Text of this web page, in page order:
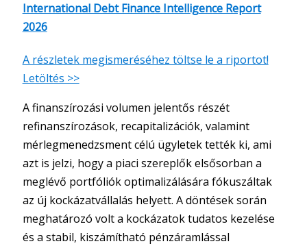
International Debt Finance Intelligence Report
2026
A részletek megismeréséhez töltse le a riportot!
Letöltés >>
A finanszírozási volumen jelentős részét
refinanszírozások, recapitalizációk, valamint
mérlegmenedzsment célú ügyletek tették ki, ami
azt is jelzi, hogy a piaci szereplők elsősorban a
meglévő portfóliók optimalizálására fókuszáltak
az új kockázatvállalás helyett. A döntések során
meghatározó volt a kockázatok tudatos kezelése
és a stabil, kiszámítható pénzáramlással